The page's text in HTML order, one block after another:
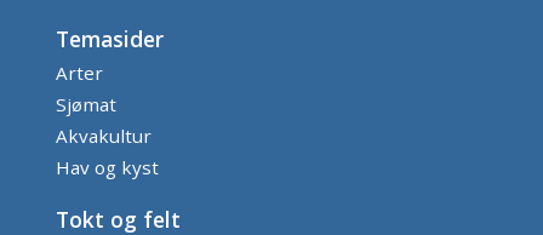
Temasider
Arter
Sjømat
Akvakultur
Hav og kyst
Tokt og felt